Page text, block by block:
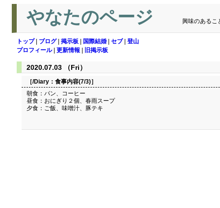
やなたのページ 興味のあるこ
トップ| ブログ| 掲示板 国際結婚 セブ| 登山
プロフィール| 更新情報 旧掲示板
2020.07.03 （Fri）
［/Diary： 食事内容(7/3)］
朝食：パン、コーヒー
昼食：おにぎり２個、春雨スープ
夕食：ご飯、味噌汁、豚テキ